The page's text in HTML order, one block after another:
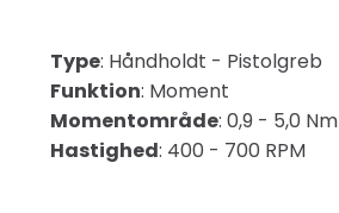
Type: Håndholdt - Pistolgreb
Funktion: Moment
Momentområde: 0,9 - 5,0 Nm
Hastighed: 400 - 700 RPM